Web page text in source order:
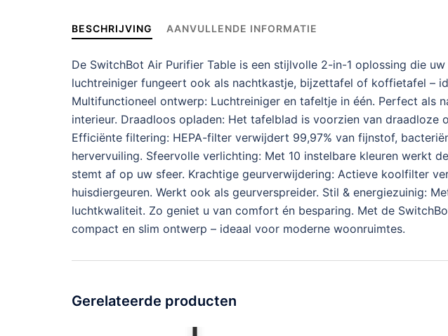
BESCHRIJVING AANVULLENDE INFORMATIE
De SwitchBot Air Purifier Table is een stijlvolle 2-in-1 oplossing die
luchtreiniger fungeert ook als nachtkastje, bijzettafel of koffietafel –
Multifunctioneel ontwerp: Luchtreiniger en tafeltje in één. Perfect
interieur. Draadloos opladen: Het tafelblad is voorzien van
Efficiënte filtering: HEPA-filter verwijdert 99,97% van fijnstof,
hervervuiling. Sfeervolle verlichting: Met 10 instelbare kleuren werkt
stemt af op uw sfeer. Krachtige geurverwijdering: Actieve koolfilter
huisdiergeuren. Werkt ook als geurverspreider. Stil & energiezuinig:
luchtkwaliteit. Zo geniet u van comfort én besparing. Met de
compact en slim ontwerp – ideaal voor moderne woonruimtes.
Gerelateerde producten